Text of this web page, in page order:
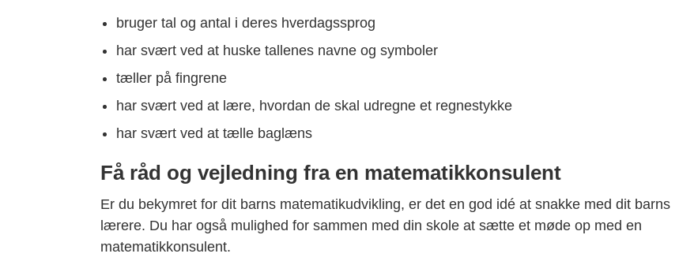
bruger tal og antal i deres hverdagssprog
har svært ved at huske tallenes navne og symboler
tæller på fingrene
har svært ved at lære, hvordan de skal udregne et regnestykke
har svært ved at tælle baglæns
Få råd og vejledning fra en matematikkonsulent
Er du bekymret for dit barns matematikudvikling, er det en god idé at snakke med dit barns
lærere. Du har også mulighed for sammen med din skole at sætte et møde op med en
matematikkonsulent.